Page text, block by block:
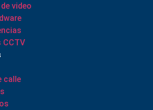
video
CCTV
calle